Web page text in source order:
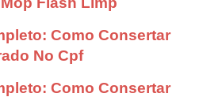
Como Consertar
No Cpf
Como Consertar